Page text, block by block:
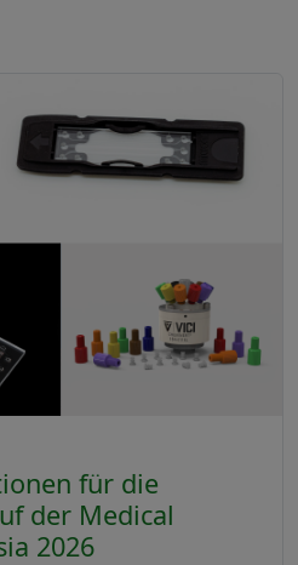
für die
der Medical
2026